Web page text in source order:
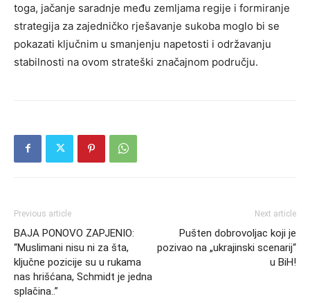
toga, jačanje saradnje među zemljama regije i formiranje
strategija za zajedničko rješavanje sukoba moglo bi se
pokazati ključnim u smanjenju napetosti i održavanju
stabilnosti na ovom strateški značajnom području.
Previous article
BAJA PONOVO ZAPJENIO:
“Muslimani nisu ni za šta,
ključne pozicije su u rukama
nas hrišćana, Schmidt je jedna
splačina..”
Next article
Pušten dobrovoljac koji je
pozivao na „ukrajinski scenarij“
u BiH!